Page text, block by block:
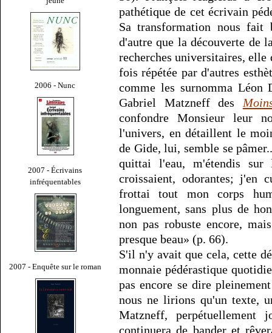
2006 - Nunc
2007 - Écrivains
infréquentables
2007 - Enquête sur le roman
pathétique de cet écrivain
Sa transformation nous
d'autre que la découverte de
recherches universitaires,
fois répétée par d'autres
comme les surnomma Léon
Gabriel Matzneff des
confondre Monsieur leur
l'univers, en détaillent le
de Gide, lui, semble se
quittai l'eau, m'étendis sur
croissaient, odorantes; j'en
frottai tout mon corps
longuement, sans plus de
non pas robuste encore,
presque beau» (p. 66).
S'il n'y avait que cela, cette
monnaie pédérastique
pas encore se dire
nous ne lirions qu'un texte,
Matzneff, perpétuellement
continuera de bander et